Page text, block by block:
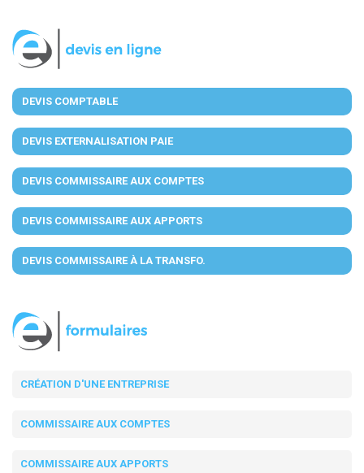
DEVIS COMPTABLE
DEVIS EXTERNALISATION PAIE
DEVIS COMMISSAIRE AUX COMPTES
DEVIS COMMISSAIRE AUX APPORTS
DEVIS COMMISSAIRE À LA TRANSFO.
CRÉATION D'UNE ENTREPRISE
COMMISSAIRE AUX COMPTES
COMMISSAIRE AUX APPORTS